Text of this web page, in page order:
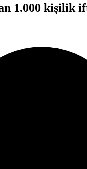
1.000 kişilik